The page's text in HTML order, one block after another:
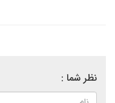
نظر شما :